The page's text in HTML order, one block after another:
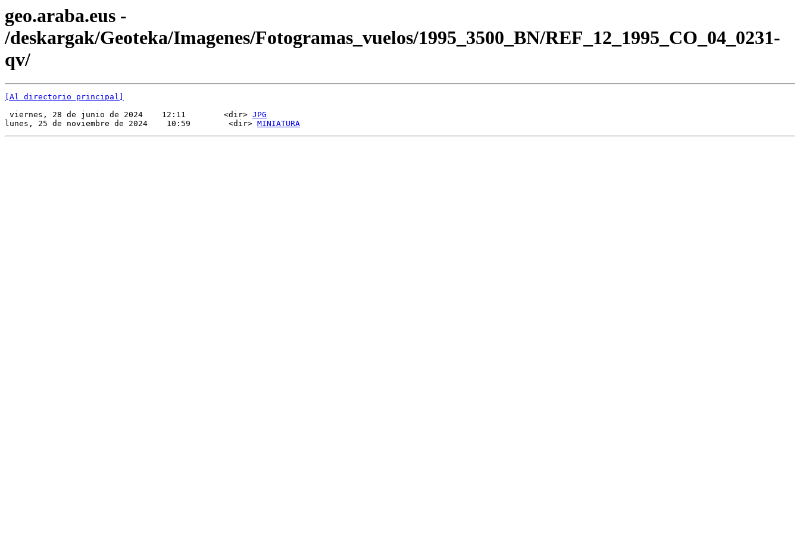
geo.araba.eus -
/deskargak/Geoteka/Imagenes/Fotogramas_vuelos/1995_3500_BN/REF_12_1995_CO_04_0231-
qv/
[Al directorio principal]
viernes, 28 de junio de 2024    12:11        <dir> JPG
lunes, 25 de noviembre de 2024    10:59        <dir> MINIATURA